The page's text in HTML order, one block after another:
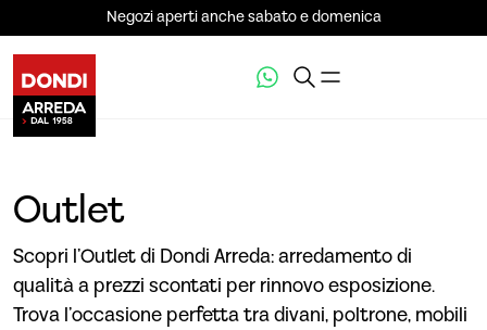
Negozi aperti anche sabato e domenica
Outlet
Scopri l’Outlet di Dondi Arreda: arredamento di
qualità a prezzi scontati per rinnovo esposizione.
Trova l’occasione perfetta tra divani, poltrone, mobili